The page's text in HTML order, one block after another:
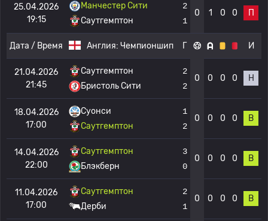
25.04.2026
19:15
Манчестер Сити
Саутгемптон
2
1
0 1 0 0 П
Дата / Время Англия: Чемпионшип Г И
21.04.2026
21:45
Саутгемптон
Бристоль Сити
2
2
0 0 0 0 Н
18.04.2026
17:00
Суонси
Саутгемптон
1
2
0 0 0 0 В
14.04.2026
22:00
Саутгемптон
Блэкберн
3
0
0 0 0 0 В
11.04.2026
17:00
Саутгемптон
Дерби
2
1
0 0 0 0 В